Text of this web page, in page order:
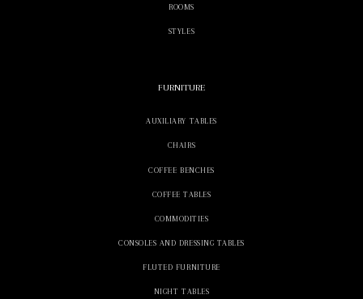
ROOMS
STYLES
FURNITURE
AUXILIARY TABLES
CHAIRS
COFFEE BENCHES
COFFEE TABLES
COMMODITIES
CONSOLES AND DRESSING TABLES
FLUTED FURNITURE
NIGHT TABLES